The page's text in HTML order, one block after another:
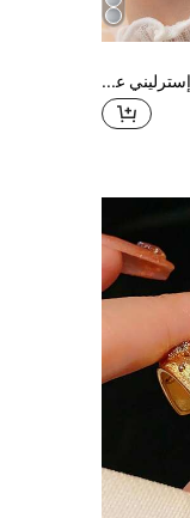
BALMORA 1 خاتم فضة إسترليني عيار 925 كاجوال يومي بتصميم سلكي رفيع جداً مع زركونيا واحدة، شفاف غير مرئي، عصري ومتعدد الاستخدامات للنساء